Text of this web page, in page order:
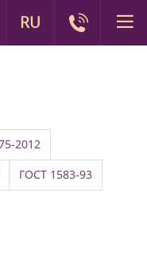
2012
ГОСТ 1583-93
RU